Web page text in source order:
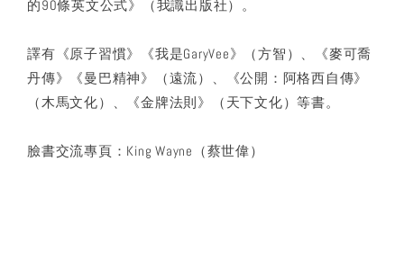
的90條英文公式》（我識出版社）。
譯有《原子習慣》《我是GaryVee》（方智）、《麥可喬
丹傳》《曼巴精神》（遠流）、《公開：阿格西自傳》
（木馬文化）、《金牌法則》（天下文化）等書。
臉書交流專頁：King Wayne（蔡世偉）